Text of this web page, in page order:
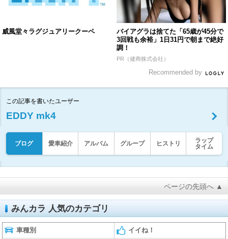
威風堂々ラグジュアリークーペ
バイアグラは捨てた「65歳が45分で
3回戦も余裕」1日31円で朝まで絶好
調！
PR（健商株式会社）
Recommended by
この記事を書いたユーザー
EDDY mk4
ブログ 愛車紹介 アルバム グループ ヒストリ
ラップ
タイム
ページの先頭へ ▲
みんカラ 人気のカテゴリ
車種別 イイね！